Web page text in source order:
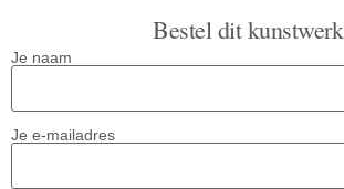
Bestel dit kunstwerk
Je naam
Je e-mailadres